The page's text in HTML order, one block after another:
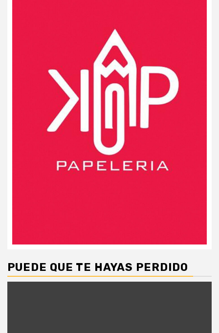
PUEDE QUE TE HAYAS PERDIDO